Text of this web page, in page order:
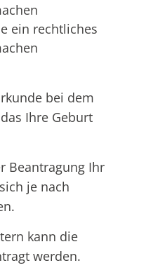
ein rechtliches
bei dem
Ihre Geburt
Beantragung Ihr
je nach
kann die
werden.